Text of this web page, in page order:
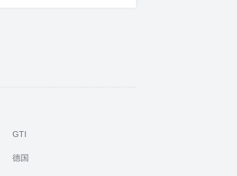
GTI
德国